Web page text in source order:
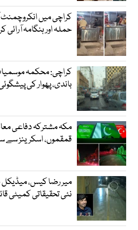
کراچی میں انکروچمنٹ
حملہ اور ہنگامہ آرائی کرنے پر 33
کراچی: محکمہ
باندی، پھوار کی
مکہ مشترکہ دفاعی
قمقموں، اسکرینز سے
میر رضا کیس، میڈیکل
نئی تحقیقاتی کمیٹی